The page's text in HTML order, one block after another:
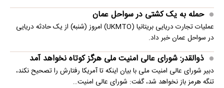
حمله به یک کشتی در سواحل عمان
عملیات تجارت دریایی بریتانیا (UKMTO) امروز (شنبه) از یک حادثه دریایی
در سواحل عمان خبر داد.
ذوالقدر: شورای عالی امنیت ملی هرگز کوتاه نخواهد آمد
دبیر شورای عالی امنیت ملی با بیان اینکه تا آمریکا رفتارش را تصحیح نکند،
تنگه هرمز باز نخواهد شد، گفت: شورای عالی امنیت…